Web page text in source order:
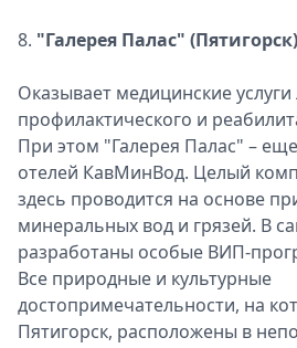
8. "Галерея Палас" (Пятигорск)
Оказывает медицинские
профилактического и
При этом "Галерея Палас" –
отелей КавМинВод. Целый
здесь проводится на основе
минеральных вод и грязей. В
разработаны особые ВИП-
Все природные и культурные
достопримечательности, на
Пятигорск, расположены в